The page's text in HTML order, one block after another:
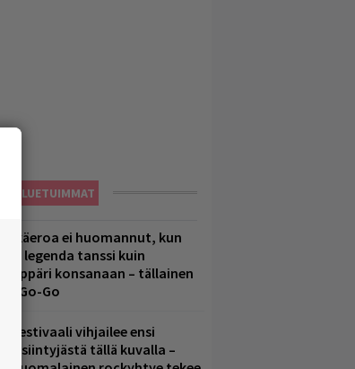
LUETUIMMAT
ikäeroa ei huomannut, kun
legenda tanssi kuin
räppäri konsanaan – tällainen
Go-Go
vihjailee ensi
tällä kuvalla –